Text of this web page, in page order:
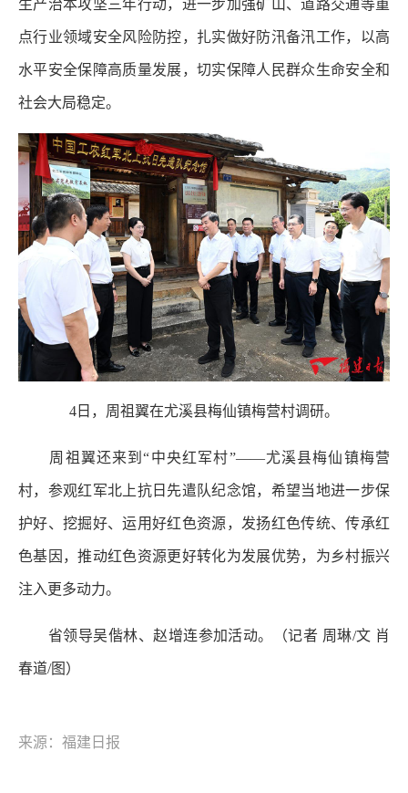
生产治本攻坚三年行动，进一步加强矿山、道路交通等重
点行业领域安全风险防控，扎实做好防汛备汛工作，以高
水平安全保障高质量发展，切实保障人民群众生命安全和
社会大局稳定。
4日，周祖翼在尤溪县梅仙镇梅营村调研。
周祖翼还来到“中央红军村”——尤溪县梅仙镇梅营
村，参观红军北上抗日先遣队纪念馆，希望当地进一步保
护好、挖掘好、运用好红色资源，发扬红色传统、传承红
色基因，推动红色资源更好转化为发展优势，为乡村振兴
注入更多动力。
省领导吴偕林、赵增连参加活动。（记者 周琳/文 肖
春道/图）
来源：福建日报